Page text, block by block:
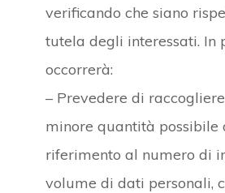
verificando che siano
tutela degli interessati. In
occorrerà:
– Prevedere di
minore quantità possibile
riferimento al numero di
volume di dati personali,